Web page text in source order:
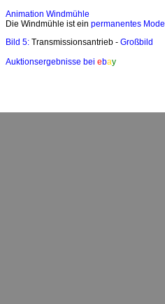
Animation Windmühle
Die Windmühle ist ein permanentes Modell
Bild 5: Transmissionsantrieb - Großbild
Auktionsergebnisse bei ebay